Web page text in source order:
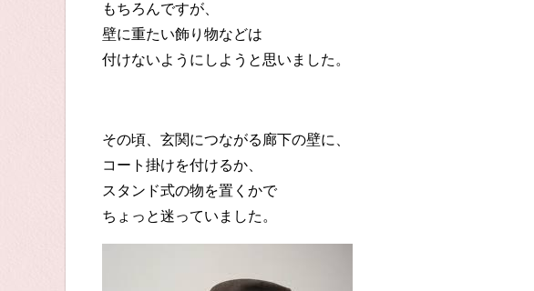
もちろんですが、
壁に重たい飾り物などは
付けないようにしようと思いました。
その頃、玄関につながる廊下の壁に、
コート掛けを付けるか、
スタンド式の物を置くかで
ちょっと迷っていました。